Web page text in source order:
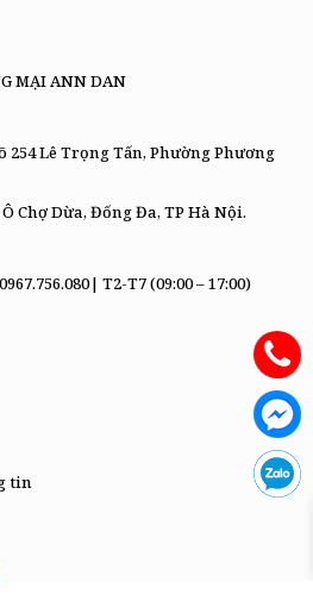
MẠI ANN DAN
254 Lê Trọng Tấn, Phường Phương
Chợ Dừa, Đống Đa, TP Hà Nội.
0967.756.080| T2-T7 (09:00 – 17:00)
tin